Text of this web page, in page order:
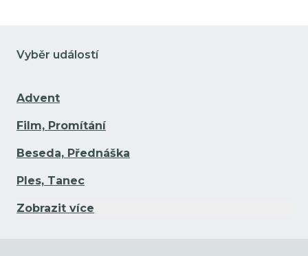
Vyběr událostí
Advent
Film, Promítání
Beseda, Přednáška
Ples, Tanec
Zobrazit více